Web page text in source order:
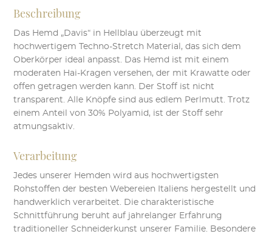
Beschreibung
Das Hemd „Davis“ in Hellblau überzeugt mit
hochwertigem Techno-Stretch Material, das sich dem
Oberkörper ideal anpasst. Das Hemd ist mit einem
moderaten Hai-Kragen versehen, der mit Krawatte oder
offen getragen werden kann. Der Stoff ist nicht
transparent. Alle Knöpfe sind aus edlem Perlmutt. Trotz
einem Anteil von 30% Polyamid, ist der Stoff sehr
atmungsaktiv.
Verarbeitung
Jedes unserer Hemden wird aus hochwertigsten
Rohstoffen der besten Webereien Italiens hergestellt und
handwerklich verarbeitet. Die charakteristische
Schnittführung beruht auf jahrelanger Erfahrung
traditioneller Schneiderkunst unserer Familie. Besondere